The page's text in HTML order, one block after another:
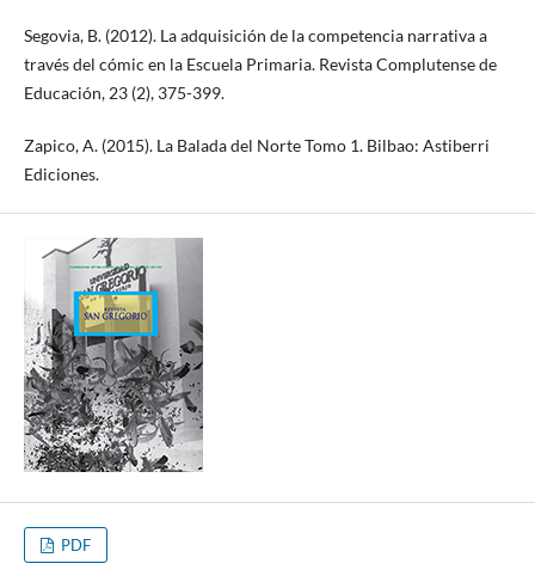
Segovia, B. (2012). La adquisición de la competencia narrativa a
través del cómic en la Escuela Primaria. Revista Complutense de
Educación, 23 (2), 375-399.
Zapico, A. (2015). La Balada del Norte Tomo 1. Bilbao: Astiberri
Ediciones.
PDF